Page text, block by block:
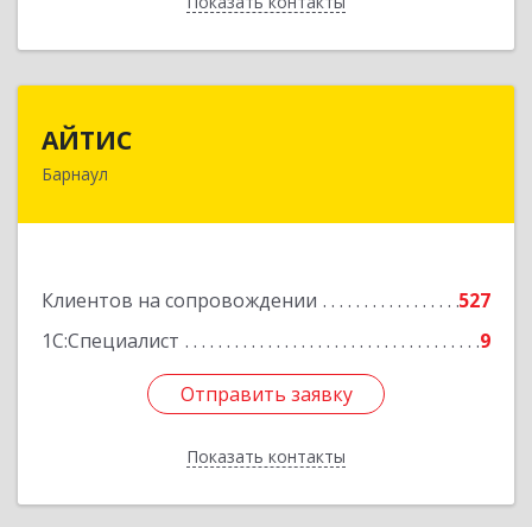
АЙТИС
Барнаул
Клиентов на сопровождении
527
1С:Специалист
9
Отправить заявку
Показать контакты
656067, Алтайский край, Барнаул г, Взлетная ул,
Отправить заявку
Назад